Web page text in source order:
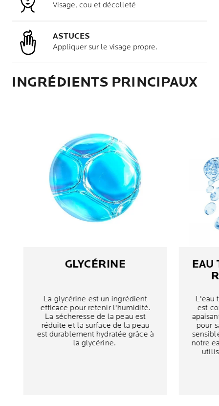
Visage, cou et décolleté
ASTUCES
Appliquer sur le visage propre.
INGRÉDIENTS PRINCIPAUX
GLYCÉRINE
La glycérine est un ingrédient
efficace pour retenir l'humidité.
La sécheresse de la peau est
réduite et la surface de la peau
est durablement hydratée grâce à
la glycérine.
EAU
L'eau
est
pour
notre